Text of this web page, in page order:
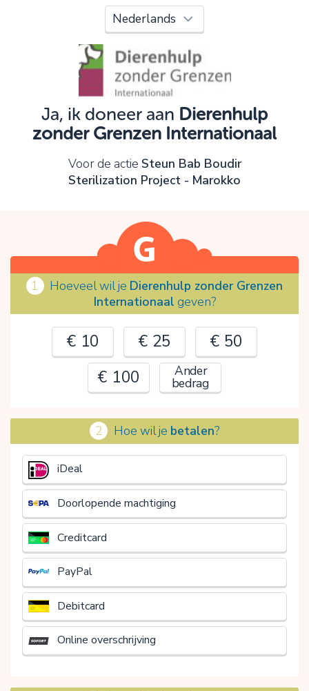
Ja, ik doneer aan Dierenhulp
zonder Grenzen Internationaal
Voor de actie Steun Bab Boudir
Sterilization Project - Marokko
1 Hoeveel wil je Dierenhulp zonder Grenzen
Internationaal geven?
€ 10 € 25
€ 50
€ 100
Ander
bedrag
€
2 Hoe wil je betalen?
iDeal
Doorlopende machtiging
Creditcard
PayPal
Debitcard
Online overschrijving
Oeps!
Je kunt nog niet verder vanwege:
Controleer en verbeter je invoer en probeer het
OK